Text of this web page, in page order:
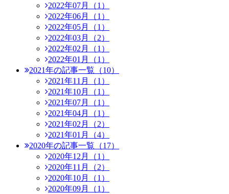
2022年07月（1）
2022年06月（1）
2022年05月（1）
2022年03月（2）
2022年02月（1）
2022年01月（1）
2021年の記事一覧（10）
2021年11月（1）
2021年10月（1）
2021年07月（1）
2021年04月（1）
2021年02月（2）
2021年01月（4）
2020年の記事一覧（17）
2020年12月（1）
2020年11月（2）
2020年10月（1）
2020年09月（1）